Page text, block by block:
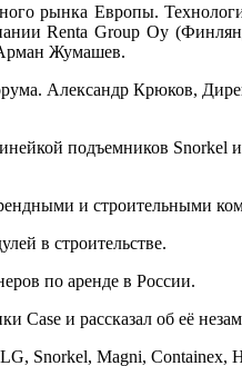
рынка Европы.
Renta Group Oy
Арман Жумашев.
Александр Крюков,
подъемников Snorkel
и строительными
в строительстве.
по аренде в России.
и рассказал об её
Snorkel, Magni, Containex,